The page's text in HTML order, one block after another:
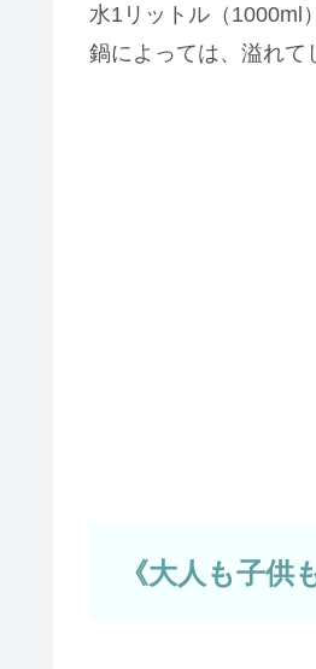
水1リットル（1000ml
鍋によっては、溢れて
《大人も子